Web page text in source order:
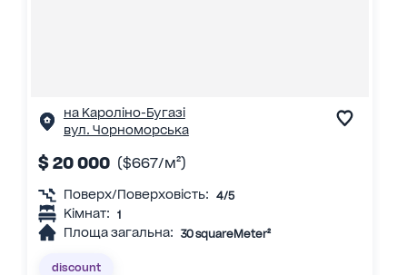
на Кароліно-Бугазі
вул. Чорноморська
$ 20 000 ($667/м²)
Поверх/Поверховість: 4/5
Кімнат: 1
Площа загальна: 30 squareMeter²
discount